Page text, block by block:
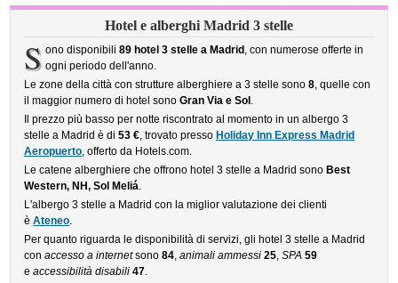
Hotel e alberghi Madrid 3 stelle
S ono disponibili 89 hotel 3 stelle a Madrid , con numerose offerte in
ogni periodo dell'anno.
Le zone della città con strutture alberghiere a 3 stelle sono8, quelle con
il maggior numero di hotel sonoGran Via e Sol .
Il prezzo più basso per notte riscontrato al momento in un albergo 3
stelle a Madrid è di53 €, trovato presso Holiday Inn Express Madrid
Aeropuerto, offerto da Hotels.com.
Le catene alberghiere che offrono hotel 3 stelle a Madrid sono Best
Western, NH, Sol Meliá.
L'albergo 3 stelle a Madrid con la miglior valutazione dei clienti
èAteneo.
Per quanto riguarda le disponibilità di servizi, gli hotel 3 stelle a Madrid
conaccesso a internetsono84,animali ammessi 25,SPA 59
eaccessibilità disabili 47.